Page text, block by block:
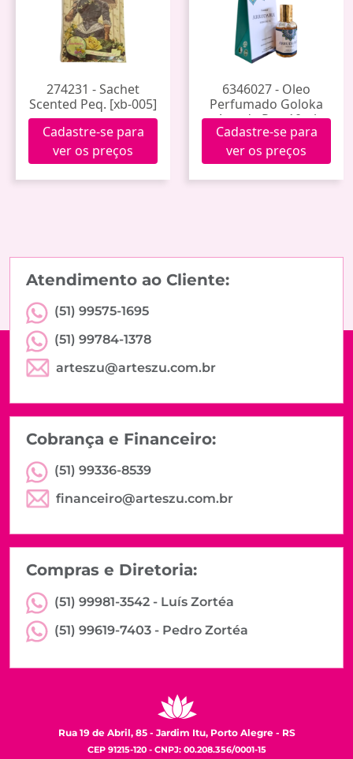
274231 - Sachet
Scented Peq. [xb-005]
Cadastre-se para
ver os preços
6346027 - Oleo
Perfumado Goloka
Arruda Rue 10ml
Cadastre-se para
ver os preços
Atendimento ao Cliente:
(51) 99575-1695
(51) 99784-1378
arteszu@arteszu.com.br
Cobrança e Financeiro:
(51) 99336-8539
financeiro@arteszu.com.br
Compras e Diretoria:
(51) 99981-3542 - Luís Zortéa
(51) 99619-7403 - Pedro Zortéa
Rua 19 de Abril, 85 - Jardim Itu, Porto Alegre - RS
CEP 91215-120 - CNPJ: 00.208.356/0001-15